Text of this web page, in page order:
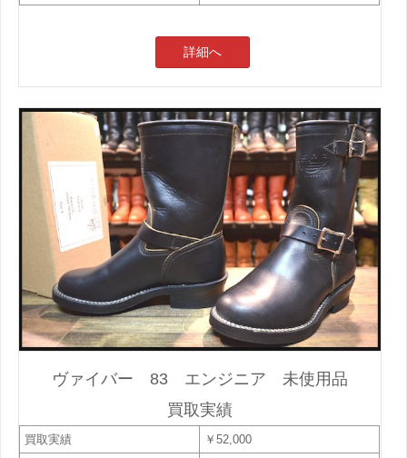
詳細へ
ヴァイバー 83 エンジニア 未使用品
買取実績
買取実績
￥52,000